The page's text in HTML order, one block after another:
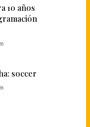
10 años
soccer